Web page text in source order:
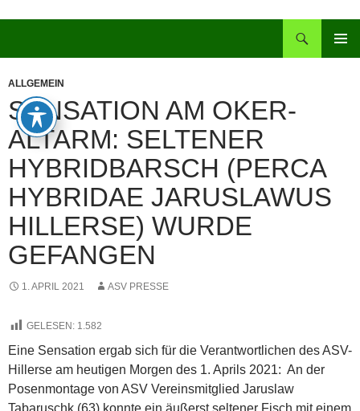
ALLGEMEIN
SENSATION AM OKER-
ALTARM: SELTENER
HYBRIDBARSCH (PERCA
HYBRIDAE JARUSLAWUS
HILLERSE) WURDE
GEFANGEN
1. APRIL 2021 ASV PRESSE
GELESEN: 1.582
Eine Sensation ergab sich für die Verantwortlichen des ASV-
Hillerse am heutigen Morgen des 1. Aprils 2021: An der
Posenmontage von ASV Vereinsmitglied Jaruslaw
Tabaruschk (63) konnte ein äußerst seltener Fisch mit einem